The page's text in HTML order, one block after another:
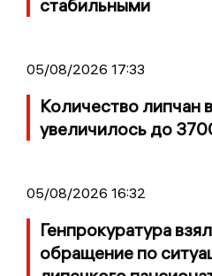
стабильными
05/08/2026 17:33
Количество липчан
увеличилось до
05/08/2026 16:32
Генпрокуратура
обращение по